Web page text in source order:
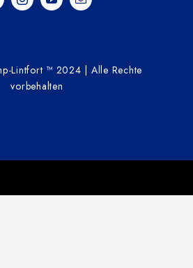
Lintfort ™ 2024 | Alle Rechte
vorbehalten